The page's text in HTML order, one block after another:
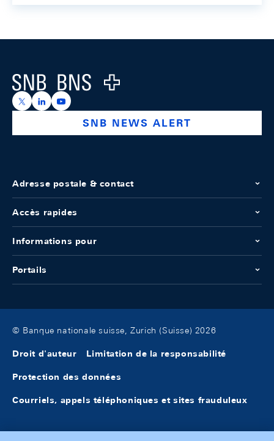
Logo
https://x.com/snb_bns
https://ch.linkedin.com/company/swiss-national-
https://www.youtube.com/@swissnationalbank
SNB NEWS ALERT
Adresse postale & contact
Accès rapides
Informations pour
Portails
© Banque nationale suisse, Zurich (Suisse) 2026
Droit d'auteur Limitation de la responsabilité
Protection des données
Courriels, appels téléphoniques et sites frauduleux